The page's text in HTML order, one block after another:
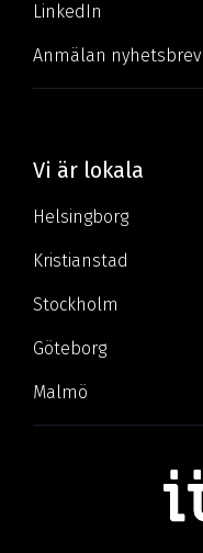
LinkedIn
Anmälan nyhetsbrev
Vi är lokala
Helsingborg
Kristianstad
Stockholm
Göteborg
Malmö